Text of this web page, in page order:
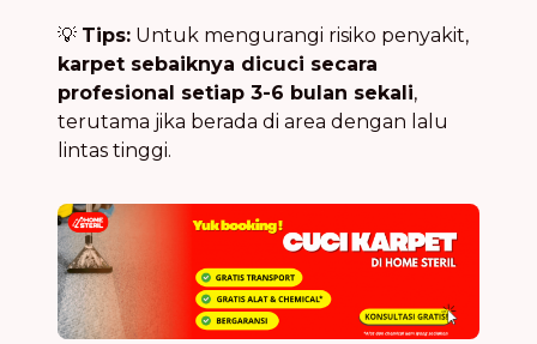
💡 Tips: Untuk mengurangi risiko penyakit,
karpet sebaiknya dicuci secara
profesional setiap 3-6 bulan sekali,
terutama jika berada di area dengan lalu
lintas tinggi.